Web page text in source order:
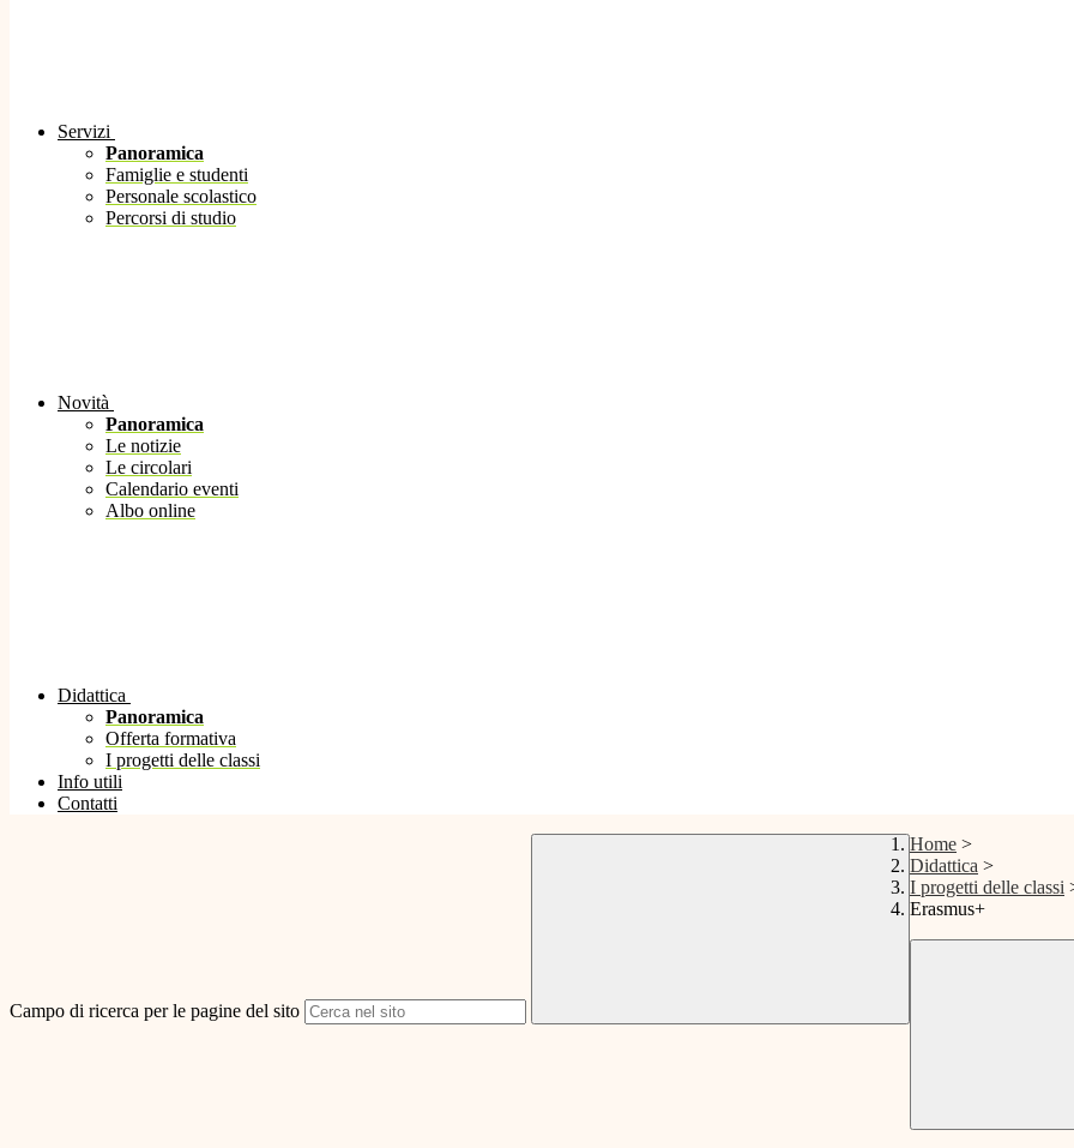
Servizi
Panoramica
Famiglie e studenti
Personale scolastico
Percorsi di studio
Novità
Panoramica
Le notizie
Le circolari
Calendario eventi
Albo online
Didattica
Panoramica
Offerta formativa
I progetti delle classi
Info utili
Contatti
Campo di ricerca per le pagine del sito
Home >
Didattica >
I progetti delle classi
Erasmus+